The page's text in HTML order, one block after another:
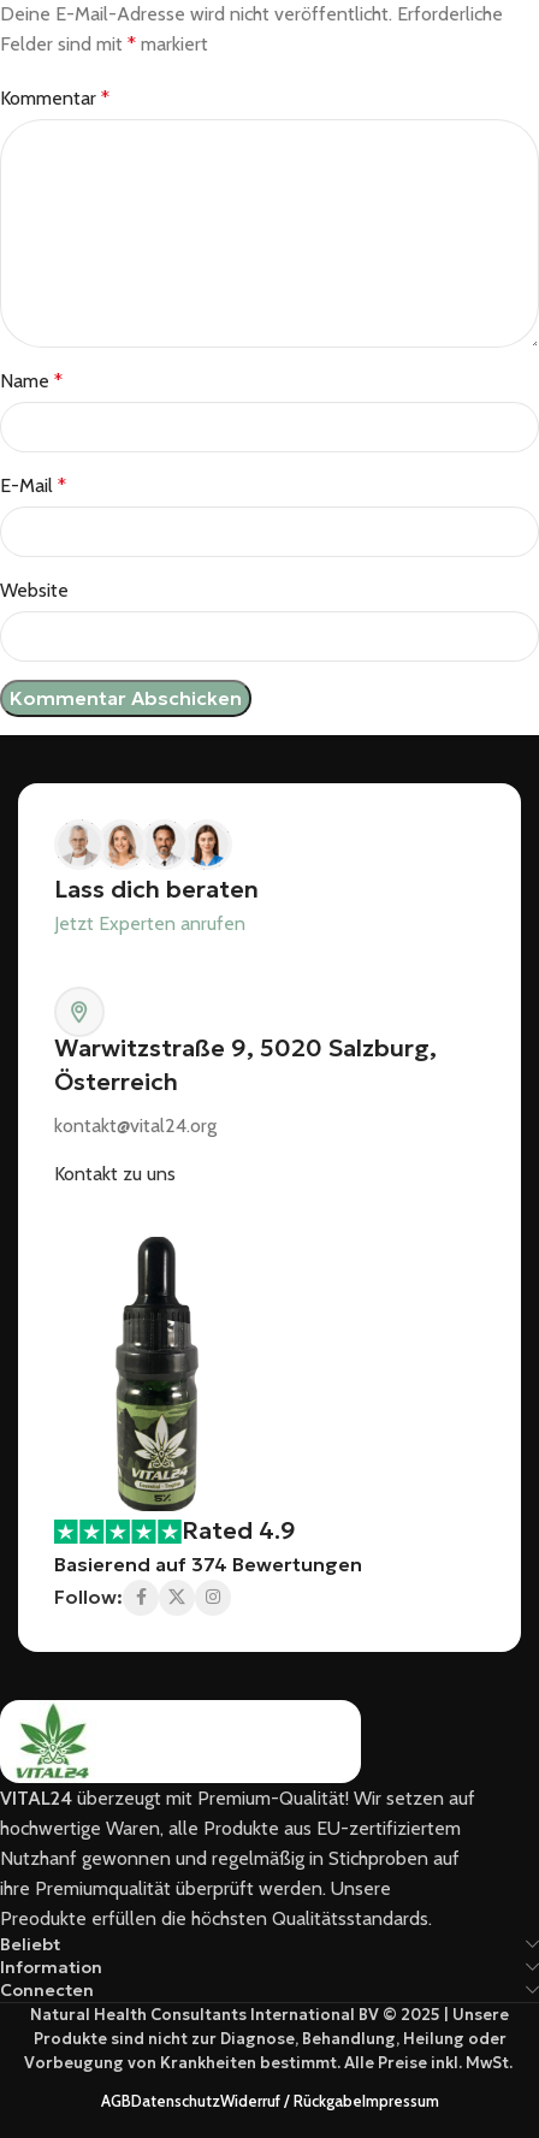
Deine E-Mail-Adresse wird nicht veröffentlicht. Erforderliche
Felder sind mit * markiert
Kommentar *
Name *
E-Mail *
Website
Lass dich beraten
Jetzt Experten anrufen
Warwitzstraße 9, 5020 Salzburg,
Österreich
kontakt@vital24.org
Kontakt zu uns
Rated 4.9
Basierend auf 374 Bewertungen
Follow:
VITAL24 überzeugt mit Premium-Qualität! Wir setzen auf
hochwertige Waren, alle Produkte aus EU-zertifiziertem
Nutzhanf gewonnen und regelmäßig in Stichproben auf
ihre Premiumqualität überprüft werden. Unsere
Preodukte erfüllen die höchsten Qualitätsstandards.
Beliebt
Information
Connecten
Natural Health Consultants International BV © 2025 | Unsere
Produkte sind nicht zur Diagnose, Behandlung, Heilung oder
Vorbeugung von Krankheiten bestimmt. Alle Preise inkl. MwSt.
AGBDatenschutzWiderruf / RückgabeImpressum